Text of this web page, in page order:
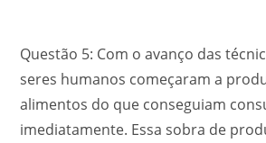
Questão 5: Com o avanço das
seres humanos começaram a
alimentos do que conseguiam
imediatamente. Essa sobra de